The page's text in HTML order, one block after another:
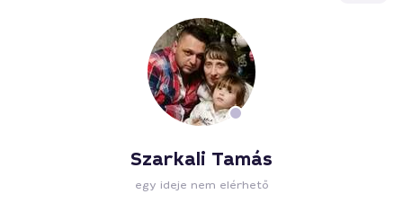
Szarkali Tamás
egy ideje nem elérhető